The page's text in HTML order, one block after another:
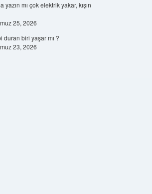
yazın mı çok elektrik yakar, kışın
25, 2026
duran biri yaşar mı ?
23, 2026